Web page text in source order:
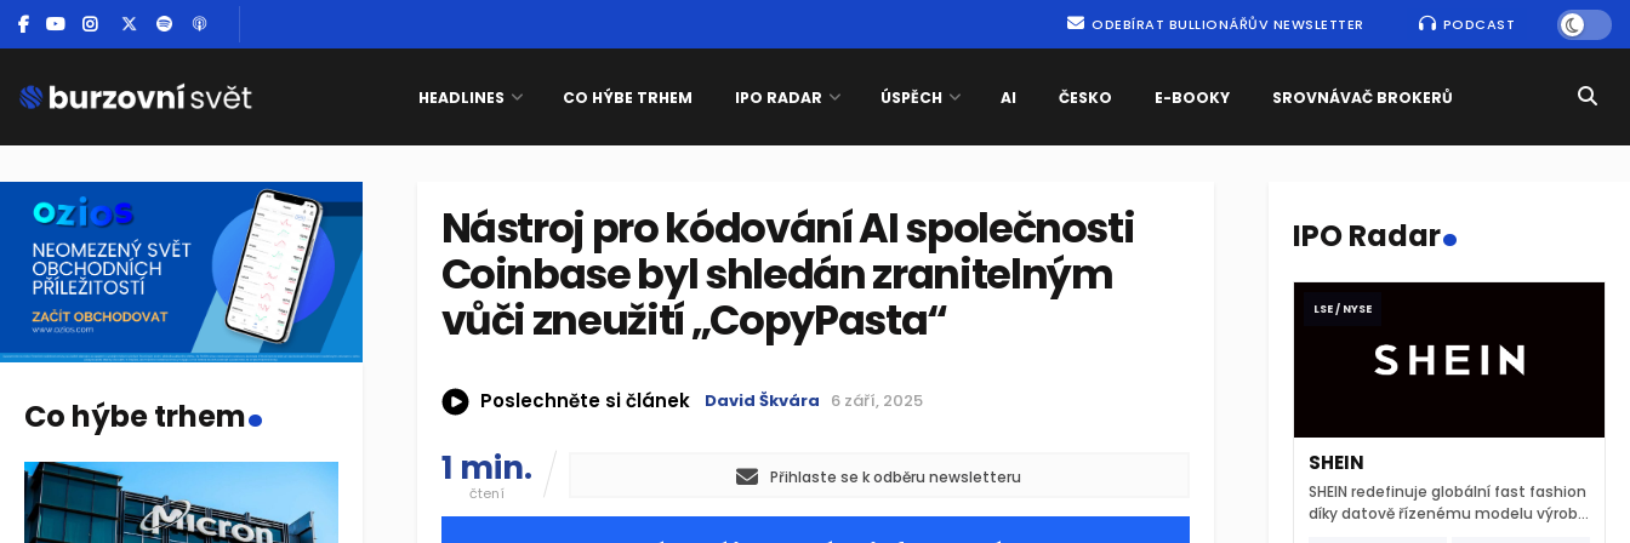
ODEBÍRAT BULLIONÁŘŮV NEWSLETTER PODCAST
HEADLINES CO HÝBE TRHEM IPO RADAR ÚSPĚCH AI ČESKO E-BOOKY SROVNÁVAČ BROKERŮ
Nástroj pro kódování AI společnosti
Coinbase byl shledán zranitelným
vůči zneužití „CopyPasta“
Poslechněte si článek David Škvára 6 září, 2025
1 min.
čtení
Přihlaste se k odběru newsletteru
Co hýbe trhem.
IPO Radar.
LSE / NYSE
SHEIN
SHEIN redefinuje globální fast fashion
díky datově řízenému modelu výroby